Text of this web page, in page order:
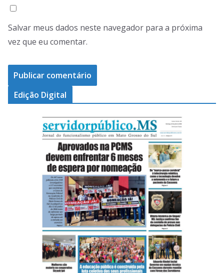
Salvar meus dados neste navegador para a próxima
vez que eu comentar.
Edição Digital